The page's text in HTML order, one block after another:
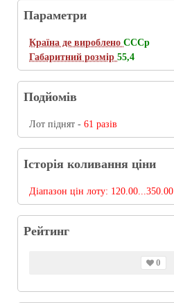
Параметри
Країна де вироблено СССр
Габаритний розмір 55,4
Подйомів
Лот піднят - 61 разів
Історія коливання ціни
Діапазон цін лоту: 120.00...350.00
Рейтинг
0